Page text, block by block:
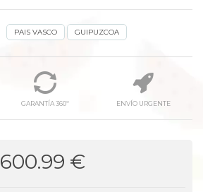
PAIS VASCO GUIPUZCOA
GARANTÍA 360º ENVÍO URGENTE
600.99 €